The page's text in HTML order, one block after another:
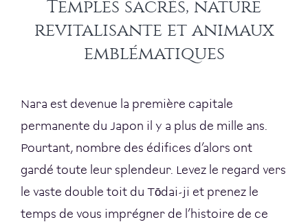
Temples sacrés, nature
revitalisante et animaux
emblématiques
Nara est devenue la première capitale
permanente du Japon il y a plus de mille ans.
Pourtant, nombre des édifices d’alors ont
gardé toute leur splendeur. Levez le regard vers
le vaste double toit du Tōdai-ji et prenez le
temps de vous imprégner de l’histoire de ce